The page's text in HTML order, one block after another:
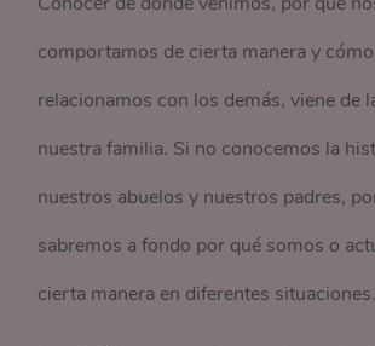
comportamos de cierta manera y
relacionamos con los demás, viene de
nuestra familia. Si no conocemos la
nuestros abuelos y nuestros padres,
sabremos a fondo por qué somos o
cierta manera en diferentes situaciones.